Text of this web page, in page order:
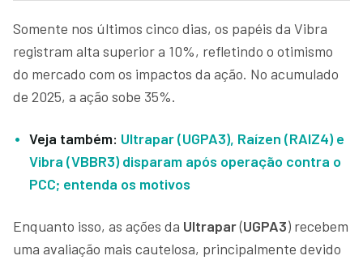
Somente nos últimos cinco dias, os papéis da Vibra
registram alta superior a 10%, refletindo o otimismo
do mercado com os impactos da ação. No acumulado
de 2025, a ação sobe 35%.
Veja também: Ultrapar (UGPA3), Raízen (RAIZ4) e
Vibra (VBBR3) disparam após operação contra o
PCC; entenda os motivos
Enquanto isso, as ações da Ultrapar(UGPA3) recebem
uma avaliação mais cautelosa, principalmente devido